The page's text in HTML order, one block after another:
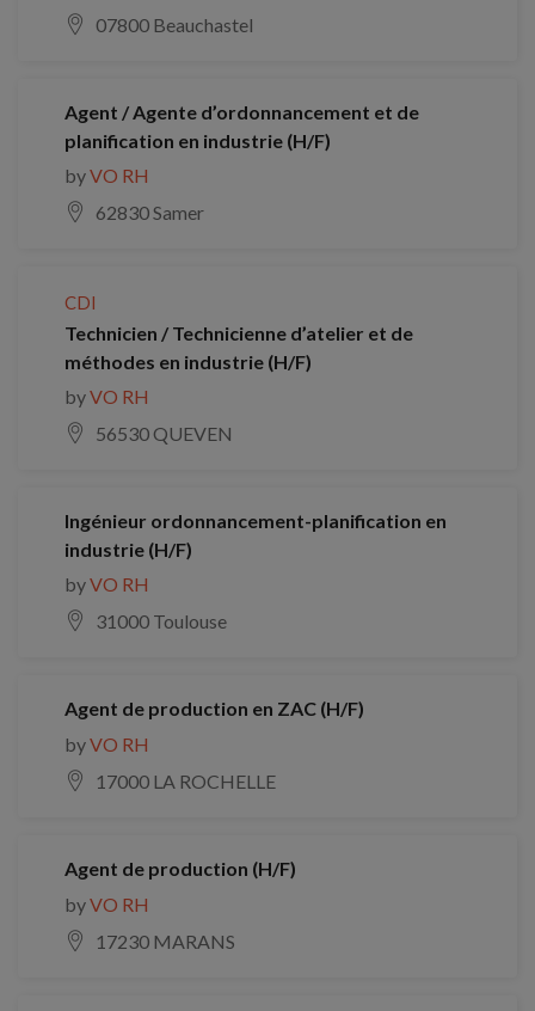
07800 Beauchastel
Agent / Agente d’ordonnancement et de
planification en industrie (H/F)
byVO RH
62830 Samer
CDI
Technicien / Technicienne d’atelier et de
méthodes en industrie (H/F)
byVO RH
56530 QUEVEN
Ingénieur ordonnancement-planification en
industrie (H/F)
byVO RH
31000 Toulouse
Agent de production en ZAC (H/F)
byVO RH
17000 LA ROCHELLE
Agent de production (H/F)
byVO RH
17230 MARANS